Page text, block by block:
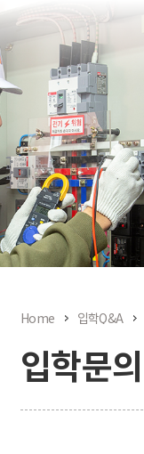
Home 입학Q&A
입학문의